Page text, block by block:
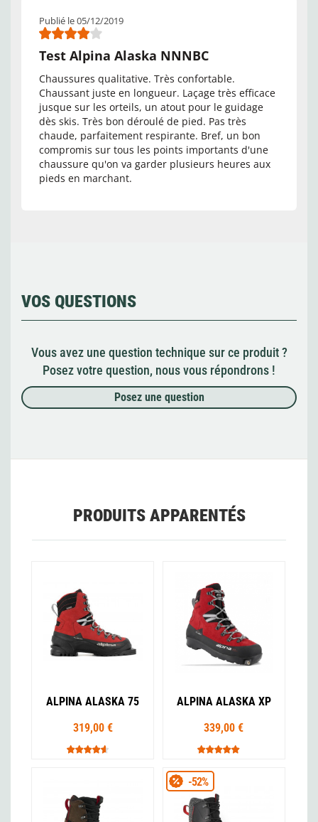
Publié le 05/12/2019
Test Alpina Alaska NNNBC
Chaussures qualitative. Très confortable.
Chaussant juste en longueur. Laçage très efficace
jusque sur les orteils, un atout pour le guidage
dès skis. Très bon déroulé de pied. Pas très
chaude, parfaitement respirante. Bref, un bon
compromis sur tous les points importants d'une
chaussure qu'on va garder plusieurs heures aux
pieds en marchant.
VOS QUESTIONS
Vous avez une question technique sur ce produit ?
Posez votre question, nous vous répondrons !
Posez une question
PRODUITS APPARENTÉS
ALPINA ALASKA 75
319,00 €
ALPINA ALASKA XP
339,00 €
-52%